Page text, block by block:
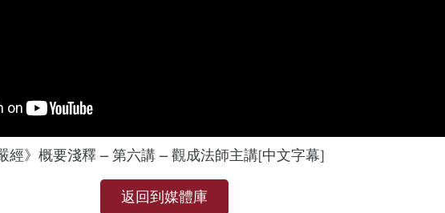
經》概要淺釋 – 第六講 – 觀成法師主講[中文字幕]
返回到媒體庫